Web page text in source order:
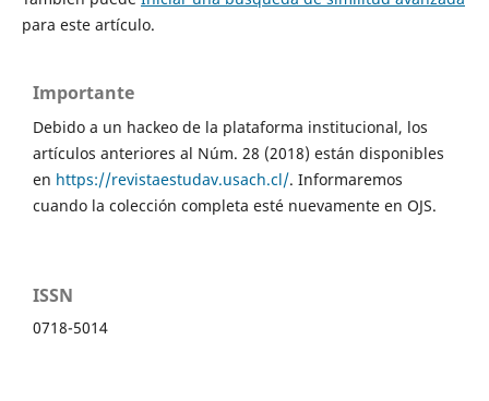
para este artículo.
Importante
Debido a un hackeo de la plataforma institucional, los
artículos anteriores al Núm. 28 (2018) están disponibles
en https://revistaestudav.usach.cl/. Informaremos
cuando la colección completa esté nuevamente en OJS.
ISSN
0718-5014